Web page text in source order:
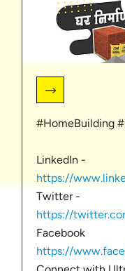
Facebook
https://
Twitter -
https://
LinkedIn -
https://
#HomeBuilding